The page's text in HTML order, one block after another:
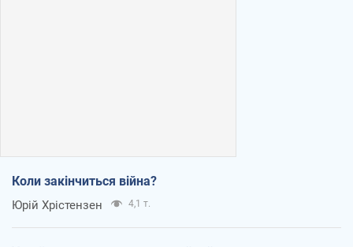
Коли закінчиться війна?
Юрій Хрістензен 4,1 т.